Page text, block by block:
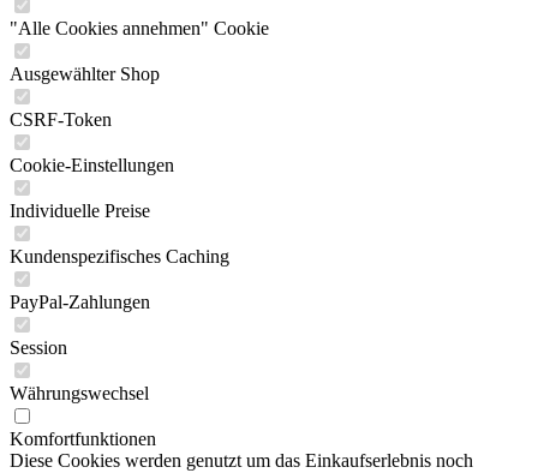
"Alle Cookies annehmen" Cookie
Ausgewählter Shop
CSRF-Token
Cookie-Einstellungen
Individuelle Preise
Kundenspezifisches Caching
PayPal-Zahlungen
Session
Währungswechsel
Komfortfunktionen
Diese Cookies werden genutzt um das Einkaufserlebnis noch